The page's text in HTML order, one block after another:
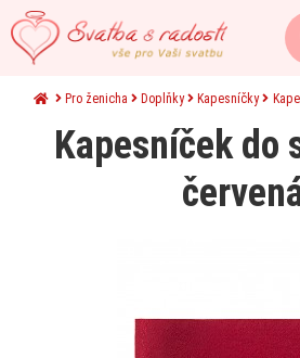
Pro ženicha Doplňky Kapesníčky
Kapesníček do